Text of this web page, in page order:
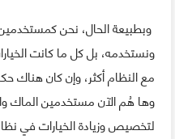
وبطبيعة الحال، نحن
ونستخدمه، بل كل ما كانت
مع النظام أكثر، وإن كان هناك
وها هُم الآن مستخدمين الماك
لتخصيص وزيادة الخيارات في